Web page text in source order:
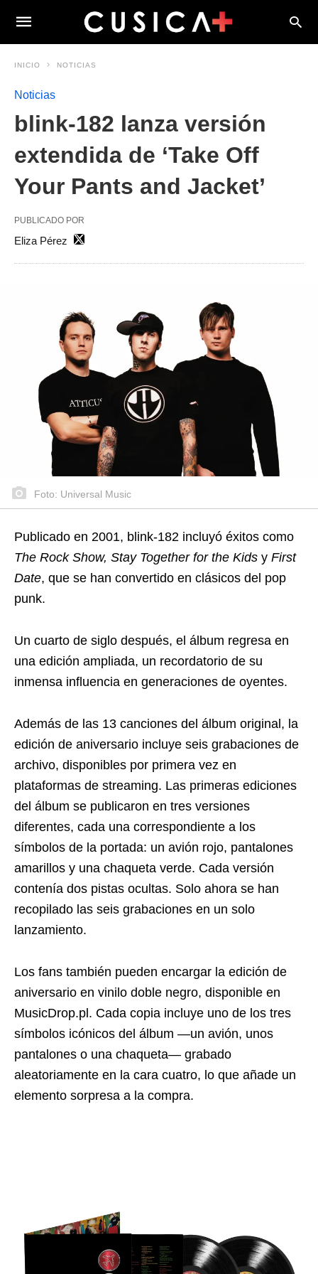
INICIO NOTICIAS
Noticias
blink-182 lanza versión
extendida de ‘Take Off
Your Pants and Jacket’
PUBLICADO POR
Eliza Pérez
Foto: Universal Music
Publicado en 2001, blink-182 incluyó éxitos como
The Rock Show, Stay Together for the Kids y First
Date, que se han convertido en clásicos del pop
punk.
Un cuarto de siglo después, el álbum regresa en
una edición ampliada, un recordatorio de su
inmensa influencia en generaciones de oyentes.
Además de las 13 canciones del álbum original, la
edición de aniversario incluye seis grabaciones de
archivo, disponibles por primera vez en
plataformas de streaming. Las primeras ediciones
del álbum se publicaron en tres versiones
diferentes, cada una correspondiente a los
símbolos de la portada: un avión rojo, pantalones
amarillos y una chaqueta verde. Cada versión
contenía dos pistas ocultas. Solo ahora se han
recopilado las seis grabaciones en un solo
lanzamiento.
Los fans también pueden encargar la edición de
aniversario en vinilo doble negro, disponible en
MusicDrop.pl. Cada copia incluye uno de los tres
símbolos icónicos del álbum —un avión, unos
pantalones o una chaqueta— grabado
aleatoriamente en la cara cuatro, lo que añade un
elemento sorpresa a la compra.